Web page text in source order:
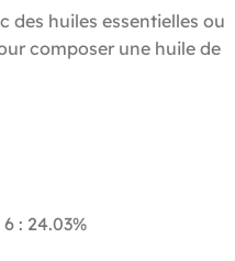
des huiles essentielles ou
composer une huile de
: 24.03%